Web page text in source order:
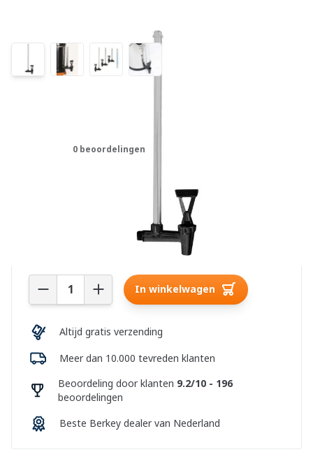
0 beoordelingen
In winkelwagen
Altijd gratis verzending
Meer dan 10.000 tevreden klanten
Beoordeling door klanten 9.2/10 - 196
beoordelingen
Beste Berkey dealer van Nederland